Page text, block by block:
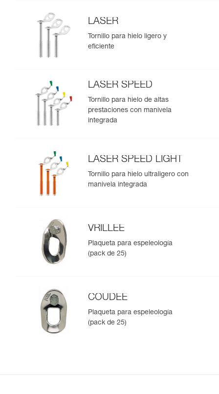
LASER
Tornillo para hielo ligero y
eficiente
LASER SPEED
Tornillo para hielo de altas
prestaciones con manivela
integrada
LASER SPEED LIGHT
Tornillo para hielo ultraligero con
manivela integrada
VRILLEE
Plaqueta para espeleología
(pack de 25)
COUDEE
Plaqueta para espeleología
(pack de 25)